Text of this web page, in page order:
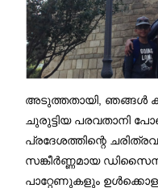
അടുത്തതായി, ഞങ്ങൾ
ചുരുട്ടിയ പരവതാനി
പ്രദേശത്തിന്റെ
സങ്കീർണ്ണമായ
പാറ്റേണുകളും